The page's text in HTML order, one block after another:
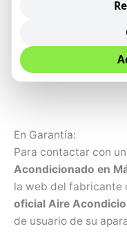
incidencia en su su
¿Cómo contactar
En Garantía:
Para contactar con un
Acondicionado en
la web del fabricante
oficial Aire
de usuario de su